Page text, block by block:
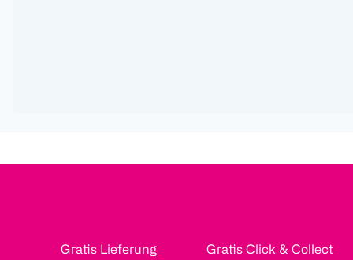
Gratis Lieferung
Gratis Click & Collect